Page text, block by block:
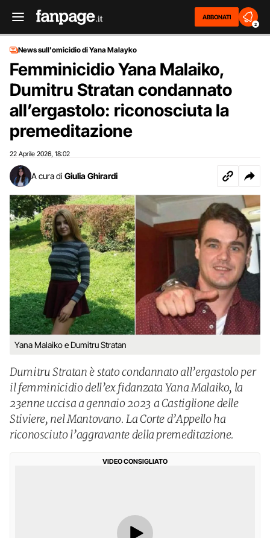
ABBONATI
2
News sull'omicidio di Yana Malayko
Femminicidio Yana Malaiko,
Dumitru Stratan condannato
all’ergastolo: riconosciuta la
premeditazione
22 Aprile 2026 18:02
A cura di Giulia Ghirardi
Yana Malaiko e Dumitru Stratan
Dumitru Stratan è stato condannato all’ergastolo per
il femminicidio dell’ex fidanzata Yana Malaiko, la
23enne uccisa a gennaio 2023 a Castiglione delle
Stiviere, nel Mantovano. La Corte d’Appello ha
riconosciuto l’aggravante della premeditazione.
VIDEO CONSIGLIATO